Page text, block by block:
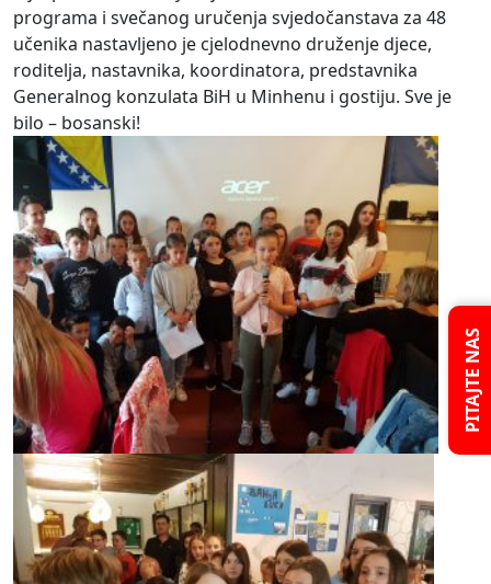
PITAJTE NAS
programa i svečanog uručenja svjedočanstava za 48
učenika nastavljeno je cjelodnevno druženje djece,
roditelja, nastavnika, koordinatora, predstavnika
Generalnog konzulata BiH u Minhenu i gostiju. Sve je
bilo – bosanski!